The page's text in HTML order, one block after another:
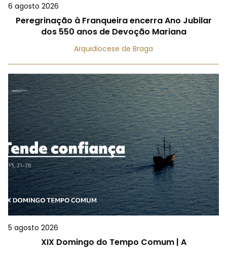
6 agosto 2026
Peregrinação à Franqueira encerra Ano Jubilar
dos 550 anos de Devoção Mariana
Arquidiocese de Braga
5 agosto 2026
XIX Domingo do Tempo Comum | A